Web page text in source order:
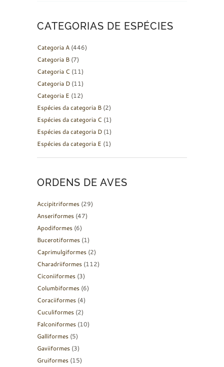
CATEGORIAS DE ESPÉCIES
Categoria A (446)
Categoria B (7)
Categoria C (11)
Categoria D (11)
Categoria E (12)
Espécies da categoria B (2)
Espécies da categoria C (1)
Espécies da categoria D (1)
Espécies da categoria E (1)
ORDENS DE AVES
Accipitriformes (29)
Anseriformes (47)
Apodiformes (6)
Bucerotiformes (1)
Caprimulgiformes (2)
Charadriiformes (112)
Ciconiiformes (3)
Columbiformes (6)
Coraciiformes (4)
Cuculiformes (2)
Falconiformes (10)
Galliformes (5)
Gaviiformes (3)
Gruiformes (15)